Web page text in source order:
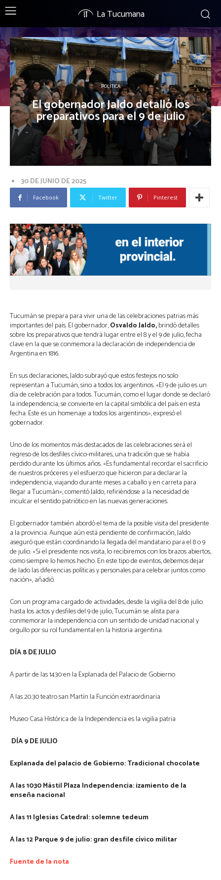
La Tucumana
POLÍTICA
El gobernador Jaldo detalló los
preparativos para el 9 de julio
30 DE JUNIO DE 2025
Facebook Twitter Pinterest
Tucumán se prepara para vivir una de las celebraciones patrias más
importantes del país. El gobernador,Osvaldo Jaldo,brindó detalles
sobre los preparativos que tendrá lugar entre el 8 y el 9 de julio, fecha
clave en la que se conmemora la declaración de independencia de
Argentina en 1816.
En sus declaraciones, Jaldo subrayó que estos festejos no solo
representan a Tucumán, sino a todos los argentinos. «El 9 de julio es un
día de celebración para todos. Tucumán, como el lugar donde se declaró
la independencia, se convierte en la capital simbólica del país en esta
fecha. Este es un homenaje a todos los argentinos», expresó el
gobernador.
Uno de los momentos más destacados de las celebraciones será el
regreso de los desfiles cívico-militares, una tradición que se había
perdido durante los últimos años. «Es fundamental recordar el sacrificio
de nuestros próceres y el esfuerzo que hicieron para declarar la
independencia, viajando durante meses a caballo y en carreta para
llegar a Tucumán», comentó Jaldo, refiriéndose a la necesidad de
inculcar el sentido patriótico en las nuevas generaciones.
El gobernador también abordó el tema de la posible visita del presidente
a la provincia. Aunque aún está pendiente de confirmación, Jaldo
aseguró que están coordinando la llegada del mandatario para el 8 o 9
de julio. «Si el presidente nos visita, lo recibiremos con los brazos abiertos,
como siempre lo hemos hecho. En este tipo de eventos, debemos dejar
de lado las diferencias políticas y personales para celebrar juntos como
nación», añadió.
Con un programa cargado de actividades, desde la vigilia del 8 de julio
hasta los actos y desfiles del 9 de julio, Tucumán se alista para
conmemorar la independencia con un sentido de unidad nacional y
orgullo por su rol fundamental en la historia argentina.
DÍA 8 DE JULIO
A partir de las 1430 en la Explanada del Palacio de Gobierno
A las 20.30 teatro san Martín la Función extraordinaria
Museo Casa Histórica de la Independencia es la vigilia patria
DÍA 9 DE JULIO
Explanada del palacio de Gobierno: Tradicional chocolate
A las 1030 Mástil Plaza Independencia: izamiento de la
enseña nacional
A las 11 Iglesias Catedral: solemne tedeum
A las 12 Parque 9 de julio: gran desfile cívico militar
Fuente de la nota